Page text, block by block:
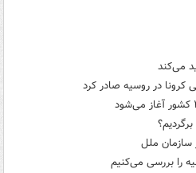
می‌کند
کرونا در روسیه صادر کرد
سازمان ملل
را بررسی می‌کنیم